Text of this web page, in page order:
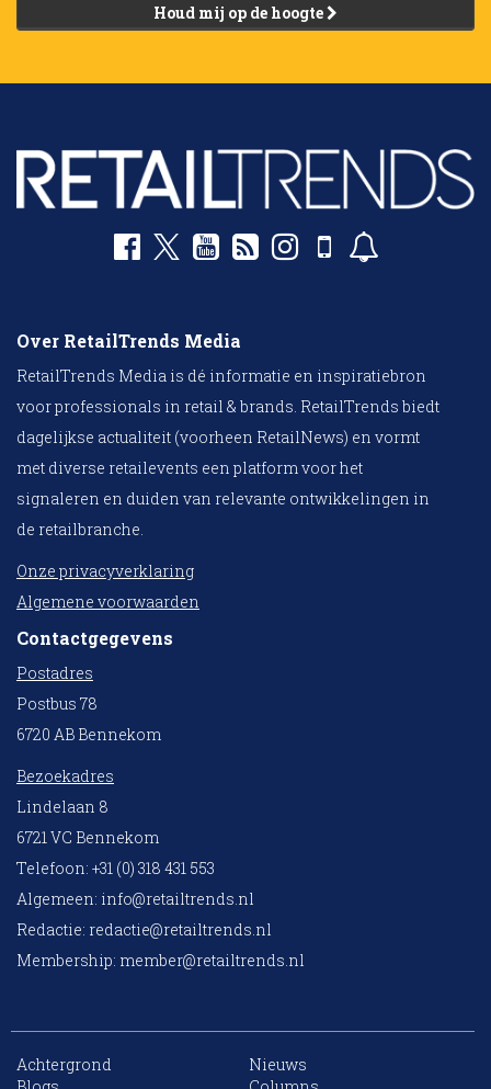
Houd mij op de hoogte
Over RetailTrends Media
RetailTrends Media is dé informatie en inspiratiebron
voor professionals in retail & brands. RetailTrends biedt
dagelijkse actualiteit (voorheen RetailNews) en vormt
met diverse retailevents een platform voor het
signaleren en duiden van relevante ontwikkelingen in
de retailbranche.
Onze privacyverklaring
Algemene voorwaarden
Contactgegevens
Postadres
Postbus 78
6720 AB Bennekom
Bezoekadres
Lindelaan 8
6721 VC Bennekom
Telefoon: +31 (0) 318 431 553
Algemeen: info@retailtrends.nl
Redactie: redactie@retailtrends.nl
Membership: member@retailtrends.nl
Achtergrond
Nieuws